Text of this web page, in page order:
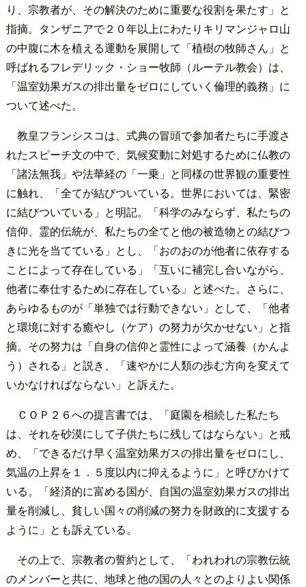
り、宗教者が、その解決のために重要な役割を果たす」と
指摘。タンザニアで２０年以上にわたりキリマンジャロ山
の中腹に木を植える運動を展開して「植樹の牧師さん」と
呼ばれるフレデリック・ショー牧師（ルーテル教会）は、
「温室効果ガスの排出量をゼロにしていく倫理的義務」に
ついて述べた。
教皇フランシスコは、式典の冒頭で参加者たちに手渡さ
れたスピーチ文の中で、気候変動に対処するために仏教の
「諸法無我」や法華経の「一乗」と同様の世界観の重要性
に触れ、「全てが結びついている。世界においては、緊密
に結びついている」と明記。「科学のみならず、私たちの
信仰、霊的伝統が、私たちの全てと他の被造物との結びつ
きに光を当てている」とし、「おのおのが他者に依存する
ことによって存在している」「互いに補完し合いながら、
他者に奉仕するために存在している」と述べた。さらに、
あらゆるものが「単独では行動できない」として、「他者
と環境に対する癒やし（ケア）の努力が欠かせない」と指
摘。その努力は「自身の信仰と霊性によって涵養（かんよ
う）される」と説き、「速やかに人類の歩む方向を変えて
いかなければならない」と訴えた。
ＣＯＰ２６への提言書では、「庭園を相続した私たち
は、それを砂漠にして子供たちに残してはならない」と戒
め、「できるだけ早く温室効果ガスの排出量をゼロにし、
気温の上昇を１．５度以内に抑えるように」と呼びかけて
いる。「経済的に富める国が、自国の温室効果ガスの排出
量を削減し、貧しい国々の削減の努力を財政的に支援する
ように」とも訴えている。
その上で、宗教者の誓約として、「われわれの宗教伝統
のメンバーと共に、地球と他の国の人々とのよりよい関係